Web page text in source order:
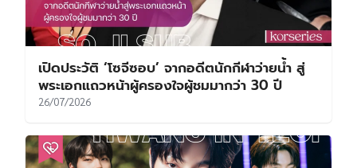
เปิดประวัติ ‘โซจีซอบ’ จากอดีตนักกีฬาว่ายน้ำ สู่
พระเอกแถวหน้าผู้ครองใจผู้ชมมากว่า 30 ปี
26/07/2026